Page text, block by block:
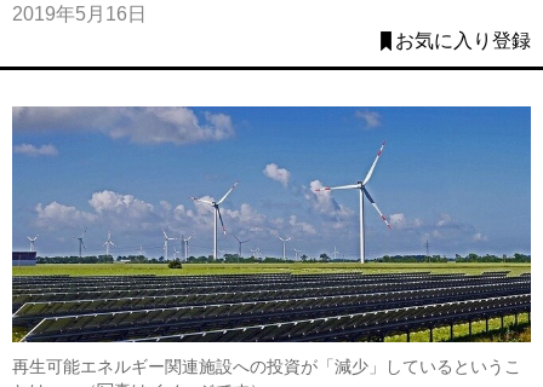
2019年5月16日
お気に入り登録
再生可能エネルギー関連施設への投資が「減少」しているというこ